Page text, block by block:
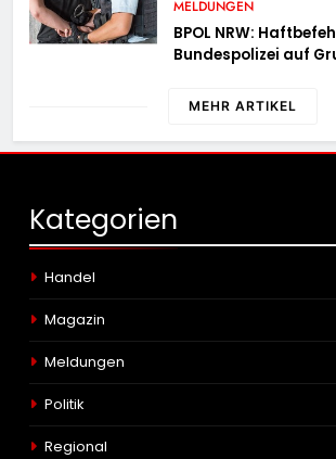
MELDUNGEN
BPOL NRW:
Bundespolizei auf
MEHR ARTIKEL
Kategorien
Handel
Magazin
Meldungen
Politik
Regional